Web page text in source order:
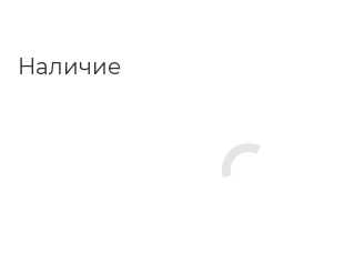
продлевается срок службы. Все биты
Наличие